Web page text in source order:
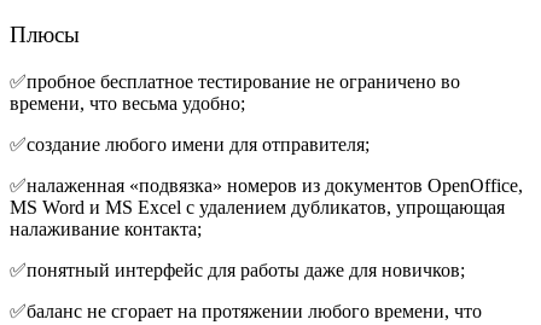
Плюсы
✅пробное бесплатное тестирование не ограничено во
времени, что весьма удобно;
✅создание любого имени для отправителя;
✅налаженная «подвязка» номеров из документов OpenOffice,
MS Word и MS Excel с удалением дубликатов, упрощающая
налаживание контакта;
✅понятный интерфейс для работы даже для новичков;
✅баланс не сгорает на протяжении любого времени, что